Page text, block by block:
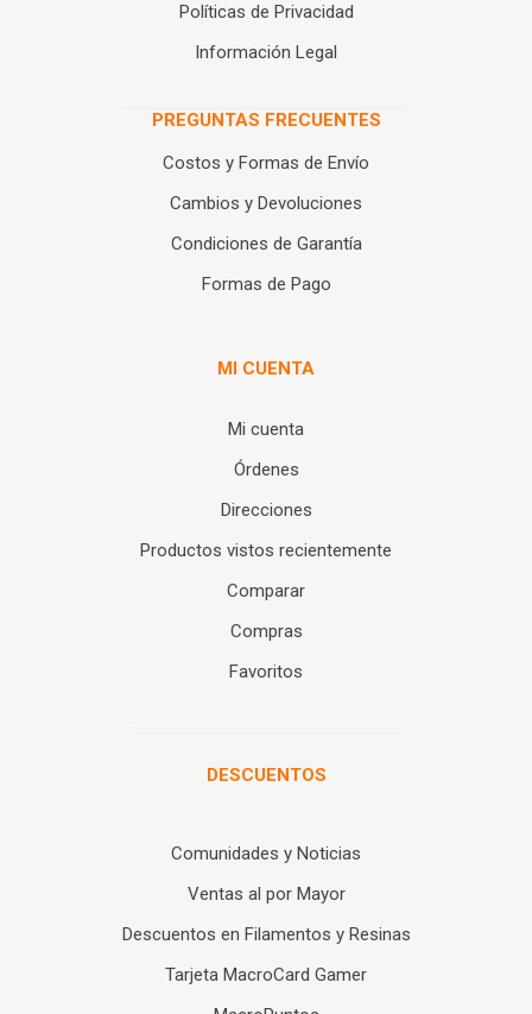
Políticas de Privacidad
Información Legal
PREGUNTAS FRECUENTES
Costos y Formas de Envío
Cambios y Devoluciones
Condiciones de Garantía
Formas de Pago
MI CUENTA
Mi cuenta
Órdenes
Direcciones
Productos vistos recientemente
Comparar
Compras
Favoritos
DESCUENTOS
Comunidades y Noticias
Ventas al por Mayor
Descuentos en Filamentos y Resinas
Tarjeta MacroCard Gamer